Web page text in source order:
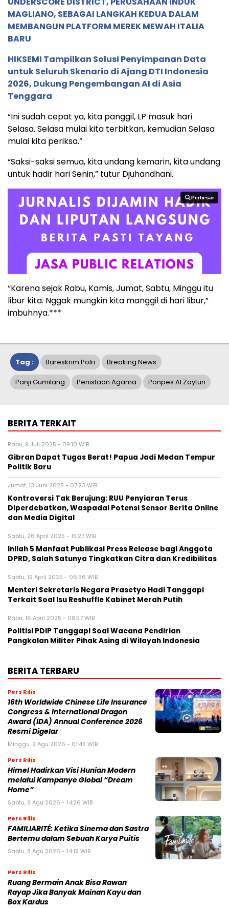
MAGLIANO, SEBAGAI LANGKAH KEDUA DALAM
MEMBANGUN PLATFORM MEREK MEWAH ITALIA
BARU
HIKSEMI Tampilkan Solusi Penyimpanan Data
untuk Seluruh Skenario di Ajang DTI Indonesia
2026, Dukung Pengembangan AI di Asia
Tenggara
“Ini sudah cepat ya, kita panggil, LP masuk hari
Selasa. Selasa mulai kita terbitkan, kemudian Selasa
mulai kita periksa.”
“Saksi-saksi semua, kita undang kemarin, kita undang
untuk hadir hari Senin,” tutur Djuhandhani.
Perbesar
Perbesar
“Karena sejak Rabu, Kamis, Jumat, Sabtu, Minggu itu
libur kita. Nggak mungkin kita manggil di hari libur,”
imbuhnya.***
Tag : Bareskrim Polri Breaking News
Panji Gumilang Penistaan Agama Ponpes Al Zaytun
BERITA TERKAIT
Rabu, 9 Juli 2025 - 09:10 WIB
Gibran Dapat Tugas Berat! Papua Jadi Medan Tempur
Politik Baru
Jumat, 13 Juni 2025 - 07:23 WIB
Kontroversi Tak Berujung: RUU Penyiaran Terus
Diperdebatkan, Waspadai Potensi Sensor Berita Online
dan Media Digital
Sabtu, 26 April 2025 - 15:27 WIB
Inilah 5 Manfaat Publikasi Press Release bagi Anggota
DPRD, Salah Satunya Tingkatkan Citra dan Kredibilitas
Sabtu, 19 April 2025 - 06:36 WIB
Menteri Sekretaris Negara Prasetyo Hadi Tanggapi
Terkait Soal Isu Reshuffle Kabinet Merah Putih
Rabu, 16 April 2025 - 08:57 WIB
Politisi PDIP Tanggapi Soal Wacana Pendirian
Pangkalan Militer Pihak Asing di Wilayah Indonesia
BERITA TERBARU
Pers Rilis
16th Worldwide Chinese Life Insurance
Congress & International Dragon
Award (IDA) Annual Conference 2026
Resmi Digelar
Minggu, 9 Agu 2026 - 01:45 WIB
Pers Rilis
Himel Hadirkan Visi Hunian Modern
melalui Kampanye Global “Dream
Home”
Sabtu, 8 Agu 2026 - 14:26 WIB
Pers Rilis
FAMILIARITÉ: Ketika Sinema dan Sastra
Bertemu dalam Sebuah Karya Puitis
Sabtu, 8 Agu 2026 - 14:19 WIB
Pers Rilis
Ruang Bermain Anak Bisa Rawan
Rayap Jika Banyak Mainan Kayu dan
Box Kardus